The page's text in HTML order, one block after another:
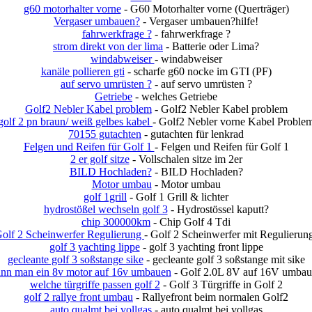
g60 motorhalter vorne- G60 Motorhalter vorne (Querträger)
Vergaser umbauen? - Vergaser umbauen?hilfe!
fahrwerkfrage ?- fahrwerkfrage ?
strom direkt von der lima - Batterie oder Lima?
windabweiser- windabweiser
kanäle pollieren gti - scharfe g60 nocke im GTI (PF)
auf servo umrüsten ?- auf servo umrüsten ?
Getriebe - welches Getriebe
Golf2 Nebler Kabel problem- Golf2 Nebler Kabel problem
2 pn braun/ weiß gelbes kabel - Golf2 Nebler vorne Kabel
70155 gutachten - gutachten für lenkrad
Felgen und Reifen für Golf 1 - Felgen und Reifen für Golf 1
2 er golf sitze- Vollschalen sitze im 2er
BILD Hochladen?- BILD Hochladen?
Motor umbau - Motor umbau
golf 1grill - Golf 1 Grill & lichter
hydrostößel wechseln golf 3- Hydrostössel kaputt?
chip 300000km - Chip Golf 4 Tdi
2 Scheinwerfer Regulierung - Golf 2 Scheinwerfer mit
golf 3 yachting lippe- golf 3 yachting front lippe
gecleante golf 3 soßstange sike- gecleante golf 3 soßstange mit sike
man ein 8v motor auf 16v umbauen - Golf 2.0L 8V auf 16V
welche türgriffe passen golf 2 - Golf 3 Türgriffe in Golf 2
golf 2 rallye front umbau - Rallyefront beim normalen Golf2
auto qualmt bei vollgas- auto qualmt bei vollgas